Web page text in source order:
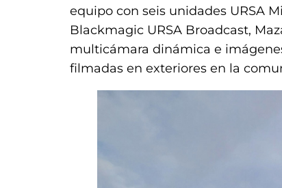
equipo con seis unidades URSA
Blackmagic URSA Broadcast,
multicámara dinámica e
filmadas en exteriores en la